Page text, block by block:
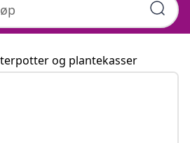
og plantekasser